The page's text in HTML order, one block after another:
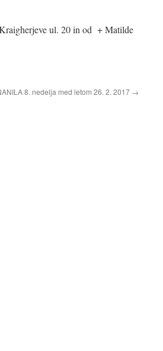
ul. 20 in od + Matilde
8. nedelja med letom 26. 2. 2017 →